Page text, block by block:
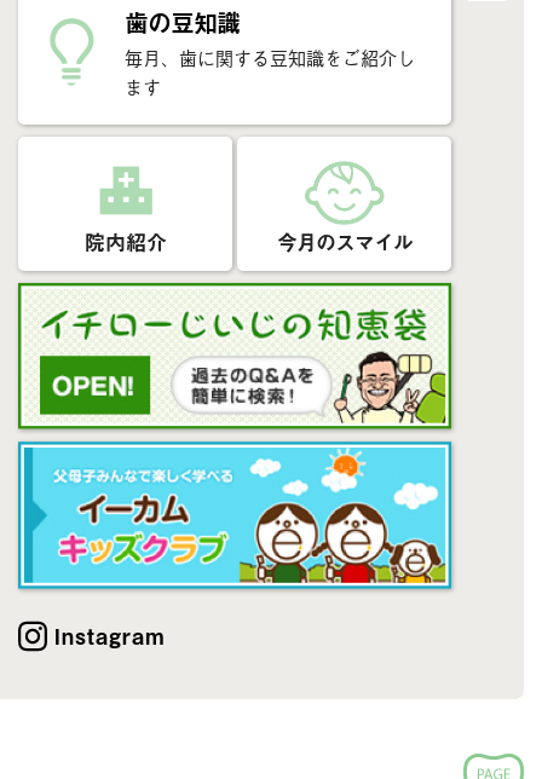
歯の豆知識
毎月、歯に関する豆知識をご紹介し
ます
院内紹介 今月のスマイル
Instagram